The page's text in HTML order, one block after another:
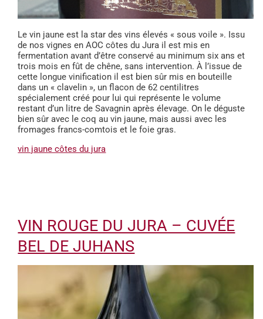
Le vin jaune est la star des vins élevés « sous voile ». Issu
de nos vignes en AOC côtes du Jura il est mis en
fermentation avant d’être conservé au minimum six ans et
trois mois en fût de chêne, sans intervention. À l’issue de
cette longue vinification il est bien sûr mis en bouteille
dans un « clavelin », un flacon de 62 centilitres
spécialement créé pour lui qui représente le volume
restant d’un litre de Savagnin après élevage. On le déguste
bien sûr avec le coq au vin jaune, mais aussi avec les
fromages francs-comtois et le foie gras.
vin jaune côtes du jura
VIN ROUGE DU JURA – CUVÉE
BEL DE JUHANS